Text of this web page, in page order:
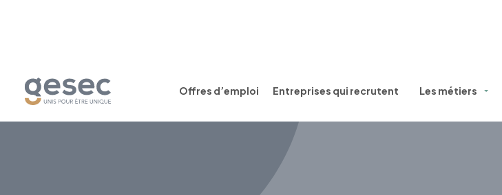
Offres d’emploi Entreprises qui recrutent Les métiers